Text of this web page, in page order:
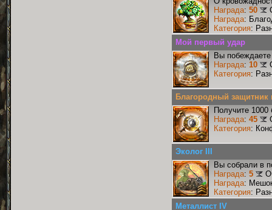
Награда: 50
Награда:
Категория:
Мой первый удар
Вы
Награда: 10
Категория:
Благородный защитник
Получите 1000
Награда: 45
Категория:
Эколог III
Вы собрали в
Награда: 5
Награда:
Категория:
Металлист IV